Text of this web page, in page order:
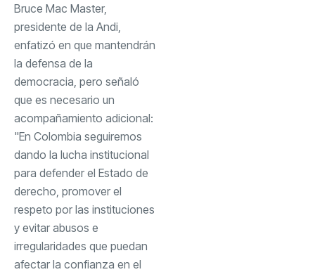
Bruce Mac Master,
presidente de la Andi,
enfatizó en que mantendrán
la defensa de la
democracia, pero señaló
que es necesario un
acompañamiento adicional:
"En Colombia seguiremos
dando la lucha institucional
para defender el Estado de
derecho, promover el
respeto por las instituciones
y evitar abusos e
irregularidades que puedan
afectar la confianza en el